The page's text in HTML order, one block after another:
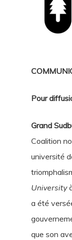
Pour
Grand
Coalition
université
University
a été
que son